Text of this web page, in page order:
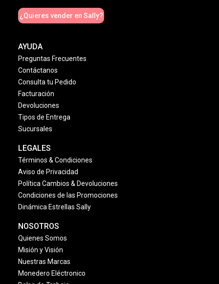
¿Quieres vender en Sally?
AYUDA
Preguntas Frecuentes
Contáctanos
Consulta tu Pedido
Facturación
Devoluciones
Tipos de Entrega
Sucursales
LEGALES
Términos & Condiciones
Aviso de Privacidad
Política Cambios & Devoluciones
Condiciones de las Promociones
Dinámica Estrellas Sally
NOSOTROS
Quienes Somos
Misión y Visión
Nuestras Marcas
Monedero Eléctronico